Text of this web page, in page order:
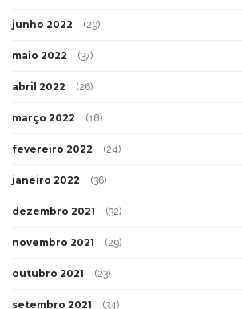
junho 2022 (29)
maio 2022 (37)
abril 2022 (26)
março 2022 (18)
fevereiro 2022 (24)
janeiro 2022 (36)
dezembro 2021 (32)
novembro 2021 (29)
outubro 2021 (23)
setembro 2021 (34)